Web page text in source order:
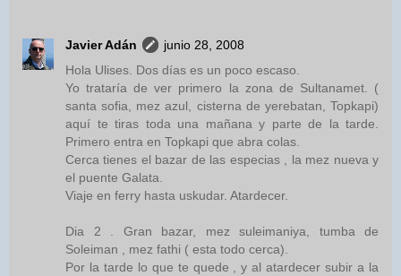
Javier Adán
junio 28, 2008
Hola Ulises. Dos días es un poco escaso.
Yo trataría de ver primero la zona de Sultanamet. (
santa sofia, mez azul, cisterna de yerebatan, Topkapi)
aquí te tiras toda una mañana y parte de la tarde.
Primero entra en Topkapi que abra colas.
Cerca tienes el bazar de las especias , la mez nueva y
el puente Galata.
Viaje en ferry hasta uskudar. Atardecer.
Dia 2 . Gran bazar, mez suleimaniya, tumba de
Soleiman , mez fathi ( esta todo cerca).
Por la tarde lo que te quede , y al atardecer subir a la